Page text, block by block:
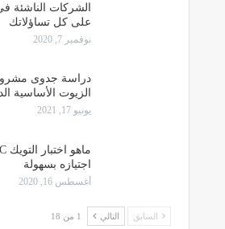
الشركات الناشئة
على كل تساؤلاتك
نوفمبر 7, 2020
دراسة جدوى
الزيوت الأساسية
يونيو 17, 2021
اجتيازه بسهولة
أغسطس 16, 2020
السابق التالي 1 من 18